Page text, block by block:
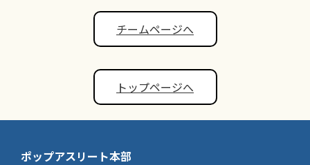
チームページへ
トップページへ
ポップアスリート本部